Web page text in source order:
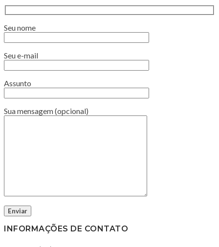
Seu nome
Seu e-mail
Assunto
Sua mensagem (opcional)
INFORMAÇÕES DE CONTATO